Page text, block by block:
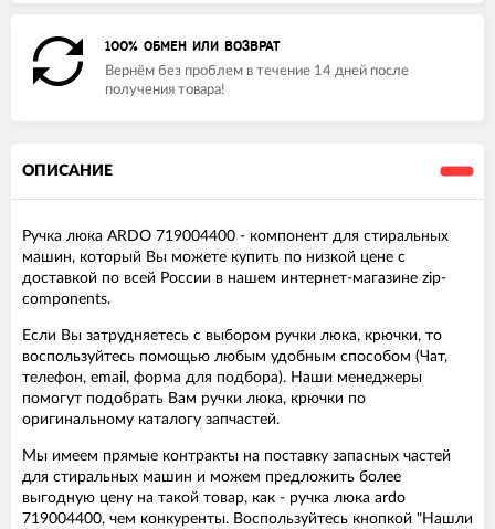
100% ОБМЕН ИЛИ ВОЗВРАТ
Вернём без проблем в течение 14 дней после
получения товара!
ОПИСАНИЕ
Ручка люка ARDO 719004400 - компонент для стиральных
машин, который Вы можете купить по низкой цене с
доставкой по всей России в нашем интернет-магазине zip-
components.
Если Вы затрудняетесь с выбором ручки люка, крючки, то
воспользуйтесь помощью любым удобным способом (Чат,
телефон, email, форма для подбора). Наши менеджеры
помогут подобрать Вам ручки люка, крючки по
оригинальному каталогу запчастей.
Мы имеем прямые контракты на поставку запасных частей
для стиральных машин и можем предложить более
выгодную цену на такой товар, как - ручка люка ardo
719004400, чем конкуренты. Воспользуйтесь кнопкой "Нашли